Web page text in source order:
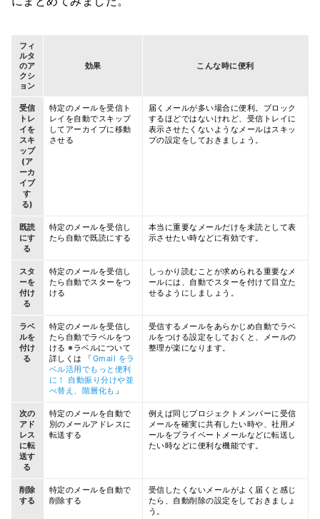
フィ
ルタ
のア
クシ
ョン
効果 こんな時に便利
受信
トレ
イを
スキ
ップ
(ア
ーカ
イブ
す
る)
特定のメールを受信ト
レイを自動でスキップ
してアーカイブに移動
させる
届くメールが多い場合に便利。ブロック
するほどではないけれど、受信トレイに
表示させたくないようなメールはスキッ
プの設定をしておきましょう。
既読
にす
る
特定のメールを受信し
たら自動で既読にする
本当に重要なメールだけを未読として表
示させたい時などに有効です。
スタ
ーを
付け
る
特定のメールを受信し
たら自動でスターをつ
ける
しっかり読むことが求められる重要なメ
ールには、自動でスターを付けて目立た
せるようにしましょう。
ラベ
ルを
付け
る
特定のメールを受信し
たら自動でラベルをつ
ける ※ラベルについて
詳しくは 「Gmail をラ
ベル活用でもっと便利
に！ 自動振り分けや並
べ替え、階層化も 」
受信するメールをあらかじめ自動でラベ
ルをつける設定をしておくと、メールの
整理が楽になります。
次の
アド
レス
に転
送す
る
特定のメールを自動で
別のメールアドレスに
転送する
例えば同じプロジェクトメンバーに受信
メールを確実に共有したい時や、社用メ
ールをプライベートメールなどに転送し
たい時などに便利な機能です。
削除
する
特定のメールを自動で
削除する
受信したくないメールがよく届くと感じ
たら、自動削除の設定をしておきましょ
う。